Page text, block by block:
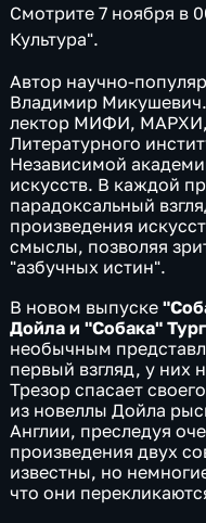
Смотрите 7 ноября в
Культура".
Автор научно-
Владимир
лектор МИФИ, МАРХИ,
Литературного
Независимой
искусств. В каждой
парадоксальный
произведения
смыслы, позволяя
"азбучных истин".
В новом выпуске
Дойла и "Собака"
необычным
первый взгляд, у них
Трезор спасает
из новеллы Дойла
Англии, преследуя
произведения двух
известны, но
что они